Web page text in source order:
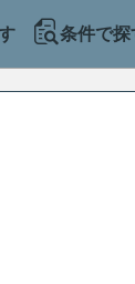
条件で探